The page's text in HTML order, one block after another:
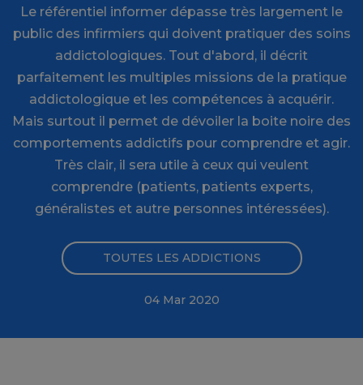
Le référentiel informer dépasse très largement le
public des infirmiers qui doivent pratiquer des soins
addictologiques. Tout d'abord, il décrit
parfaitement les multiples missions de la pratique
addictologique et les compétences à acquérir.
Mais surtout il permet de dévoiler la boite noire des
comportements addictifs pour comprendre et agir.
Très clair, il sera utile à ceux qui veulent
comprendre (patients, patients experts,
généralistes et autre personnes intéressées).
TOUTES LES ADDICTIONS
04 Mar 2020